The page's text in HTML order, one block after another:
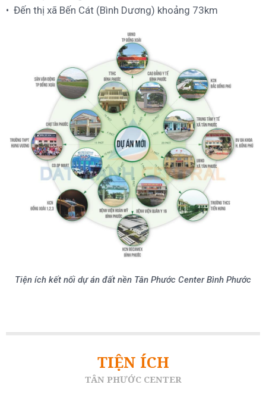
Đến thị xã Bến Cát (Bình Dương) khoảng 73km
Tiện ích kết nối dự án đất nền Tân Phước Center Bình Phước
TIỆN ÍCH
TÂN PHƯỚC CENTER